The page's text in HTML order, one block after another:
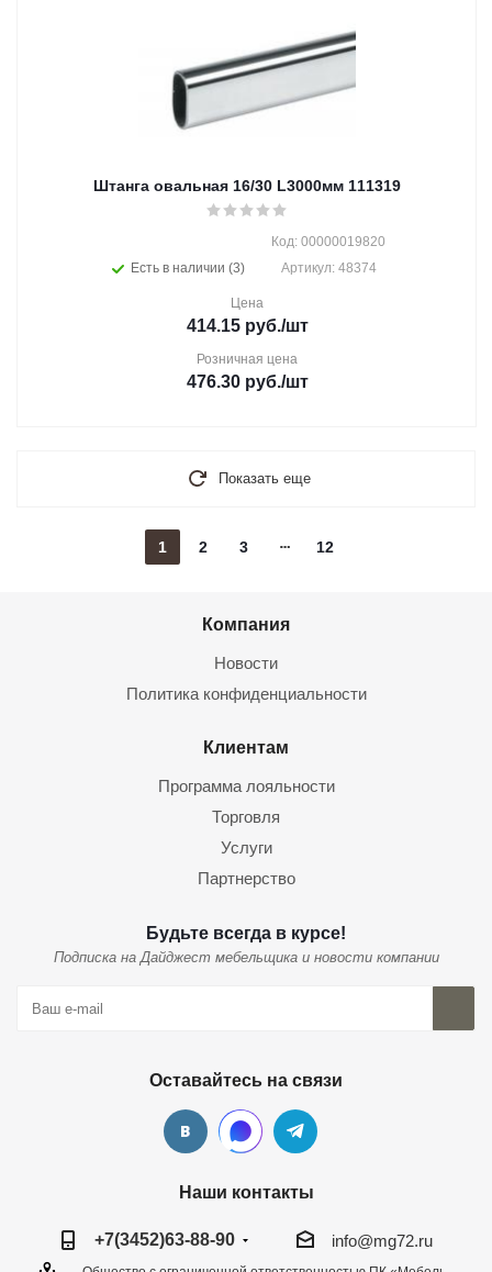
Штанга овальная 16/30 L3000мм 111319
Есть в наличии (3)
Код: 00000019820
Артикул: 48374
Цена
414.15руб./шт
Розничная цена
476.30руб./шт
Показать еще
1 2 3 12
Компания
Новости
Политика конфиденциальности
Клиентам
Программа лояльности
Торговля
Услуги
Партнерство
Будьте всегда в курсе!
Подписка на Дайджест мебельщика и новости компании
Оставайтесь на связи
Наши контакты
+7(3452)63-88-90 info@mg72.ru